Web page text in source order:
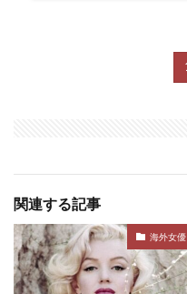
関連する記事
海外女優